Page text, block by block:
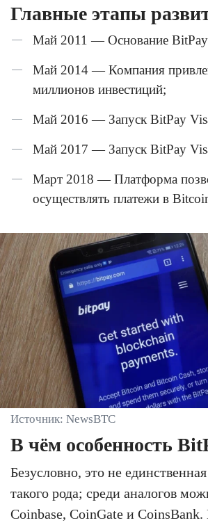
Главные этапы
Май 2011 — Основание
Май 2014 — Компания
миллионов инвестиций;
Май 2016 — Запуск BitPay
Май 2017 — Запуск BitPay
Март 2018 — Платформа
осуществлять платежи в
Источник: NewsBTC
В чём особенность
Безусловно, это не
такого рода; среди аналогов
Coinbase, CoinGate и